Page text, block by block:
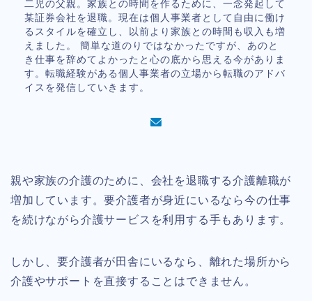
二児の父親。家族との時間を作るために、一念発起して
某証券会社を退職。現在は個人事業者として自由に働け
るスタイルを確立し、以前より家族との時間も収入も増
えました。 簡単な道のりではなかったですが、あのと
き仕事を辞めてよかったと心の底から思える今がありま
す。転職経験がある個人事業者の立場から転職のアドバ
イスを発信していきます。
親や家族の介護のために、会社を退職する介護離職が
増加しています。要介護者が身近にいるなら今の仕事
を続けながら介護サービスを利用する手もあります。
しかし、要介護者が田舎にいるなら、離れた場所から
介護やサポートを直接することはできません。